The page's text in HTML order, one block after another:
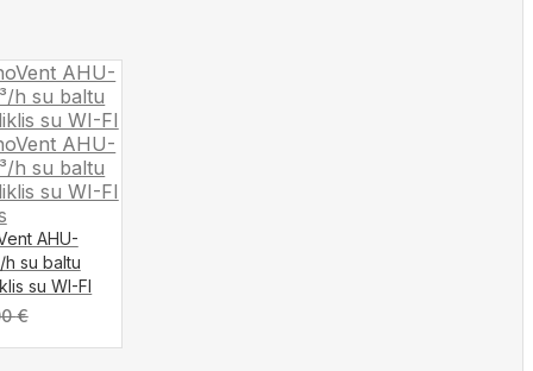
AHU-
su baltu
su WI-FI
€